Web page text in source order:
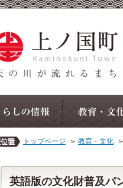
トップページ ＞ 教育・文化 ＞
英語版の文化財普及パ